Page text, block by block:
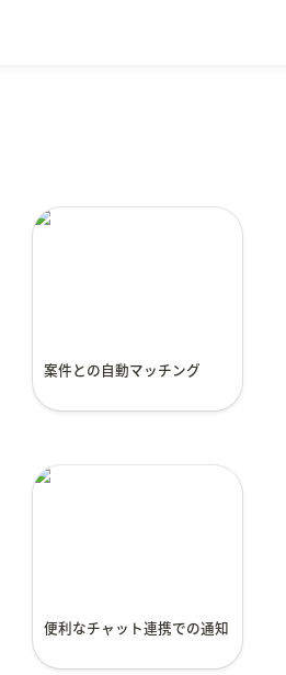
案件との自動マッチング
案件との自動マッチング
便利なチャット連携での
便利なチャット連携での通知